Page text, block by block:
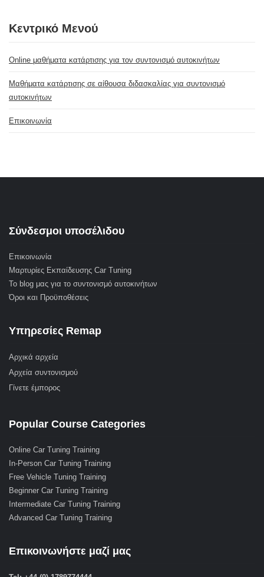
Κεντρικό Μενού
Online μαθήματα κατάρτισης για τον συντονισμό αυτοκινήτων
Μαθήματα κατάρτισης σε αίθουσα διδασκαλίας για συντονισμό
αυτοκινήτων
Επικοινωνία
Σύνδεσμοι υποσέλιδου
Επικοινωνία
Μαρτυρίες Εκπαίδευσης Car Tuning
Το blog μας για το συντονισμό αυτοκινήτων
Όροι και Προϋποθέσεις
Υπηρεσίες Remap
Αρχικά αρχεία
Αρχεία συντονισμού
Γίνετε έμπορος
Popular Course Categories
Online Car Tuning Training
In-Person Car Tuning Training
Free Vehicle Tuning Training
Beginner Car Tuning Training
Intermediate Car Tuning Training
Advanced Car Tuning Training
Επικοινωνήστε μαζί μας